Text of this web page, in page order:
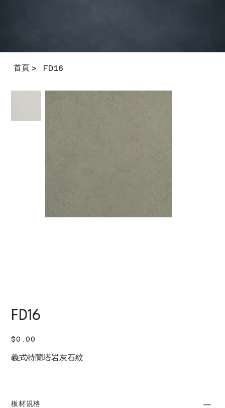
首頁 > FD16
FD16
價
格
$0.00
義式特蘭塔岩灰石紋
板材規格